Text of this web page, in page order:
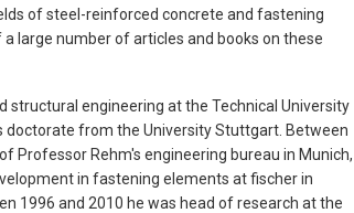
of steel-reinforced concrete and fastening
large number of articles and books on these
structural engineering at the Technical University
doctorate from the University Stuttgart. Between
Professor Rehm's engineering bureau in Munich,
in fastening elements at fischer in
1996 and 2010 he was head of research at the